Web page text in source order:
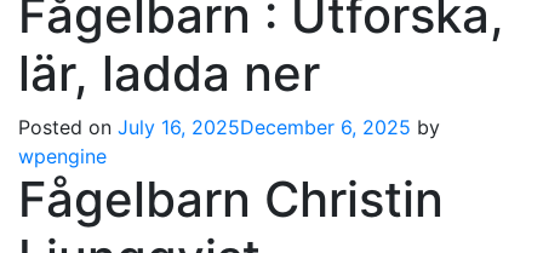
Fågelbarn : Utforska,
lär, ladda ner
Posted on July 16, 2025December 6, 2025 by
wpengine
Fågelbarn Christin